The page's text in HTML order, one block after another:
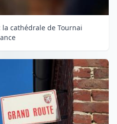
la cathédrale de Tournai